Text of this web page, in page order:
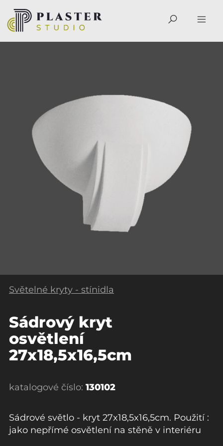
Světelné kryty - stínidla
Sádrový kryt
osvětlení
27x18,5x16,5cm
katalogové číslo: 130102
Sádrové světlo - kryt 27x18,5x16,5cm. Použití :
jako nepřímé osvětlení na stěně v interiéru